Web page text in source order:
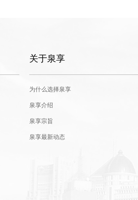
关于泉享
为什么选择泉享
泉享介绍
泉享宗旨
泉享最新动态